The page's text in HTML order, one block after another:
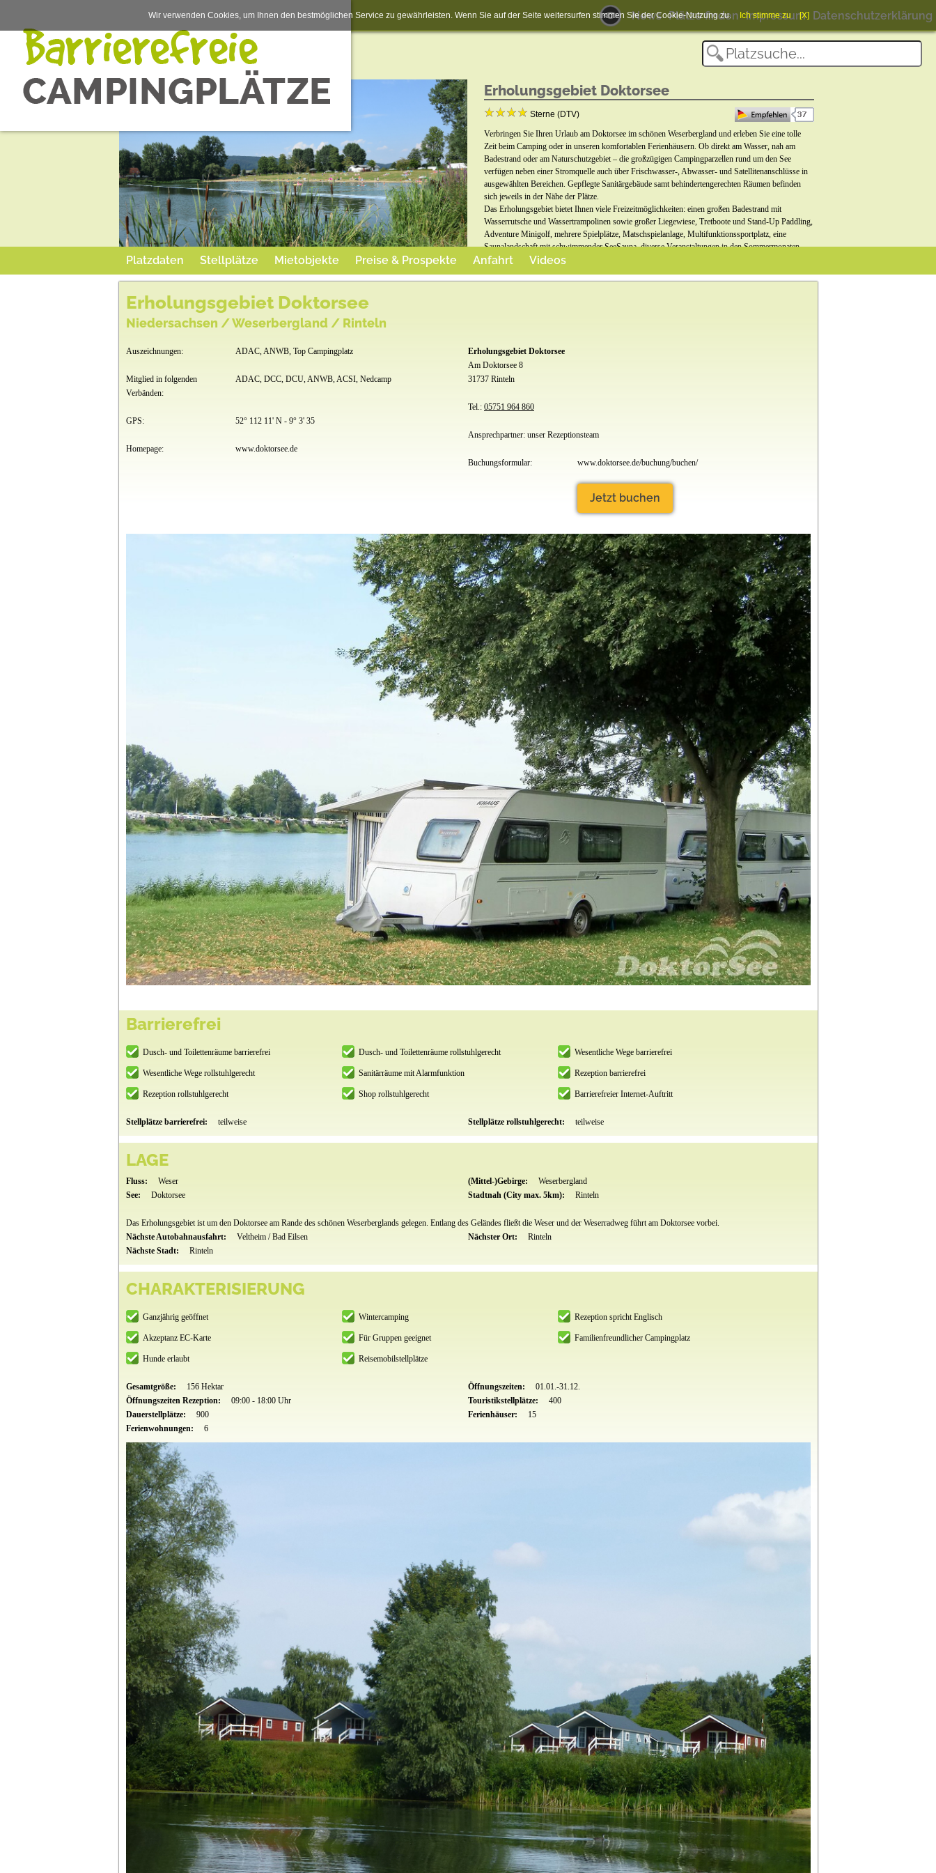
News Plätze finden Impressum Datenschutzerklärung
Erholungsgebiet Doktorsee
Sterne (DTV)
Verbringen Sie Ihren Urlaub am Doktorsee im schönen Weserbergland und erleben Sie eine tolle
Zeit beim Camping oder in unseren komfortablen Ferienhäusern. Ob direkt am Wasser, nah am
Badestrand oder am Naturschutzgebiet – die großzügigen Campingparzellen rund um den See
verfügen neben einer Stromquelle auch über Frischwasser-, Abwasser- und Satellitenanschlüsse in
ausgewählten Bereichen. Gepflegte Sanitärgebäude samt behindertengerechten Räumen befinden
sich jeweils in der Nähe der Plätze.
Das Erholungsgebiet bietet Ihnen viele Freizeitmöglichkeiten: einen großen Badestrand mit
Wasserrutsche und Wassertrampolinen sowie großer Liegewiese, Tretboote und Stand-Up Paddling,
Adventure Minigolf, mehrere Spielplätze, Matschspielanlage, Multifunktionssportplatz, eine
Saunalandschaft mit schwimmender SeeSauna, diverse Veranstaltungen in den Sommermonaten –
wie „Doktorsee in Flammen“ mit spektakulärem Feuerwerk und das Oldtimertreffen am See Anfang
am Doktorsee herzlich willkommen und können sich auf der Hundespielwiese austoben sowie in
Platzdaten Stellplätze Mietobjekte Preise & Prospekte Anfahrt Videos
Erholungsgebiet Doktorsee
Niedersachsen / Weserbergland / Rinteln
Auszeichnungen: ADAC, ANWB, Top Campingplatz
Mitglied in folgenden
Verbänden:
ADAC, DCC, DCU, ANWB, ACSI, Nedcamp
GPS: 52° 112 11' N - 9° 3' 35
Homepage: www.doktorsee.de
Erholungsgebiet Doktorsee
Am Doktorsee 8
31737 Rinteln
Tel.: 05751 964 860
Ansprechpartner: unser Rezeptionsteam
Buchungsformular: www.doktorsee.de/buchung/buchen/
Jetzt buchen
Barrierefrei
Dusch- und Toilettenräume barrierefrei Dusch- und Toilettenräume rollstuhlgerecht Wesentliche Wege barrierefrei
Wesentliche Wege rollstuhlgerecht Sanitärräume mit Alarmfunktion Rezeption barrierefrei
Rezeption rollstuhlgerecht Shop rollstuhlgerecht Barrierefreier Internet-Auftritt
Stellplätze barrierefrei: teilweise Stellplätze rollstuhlgerecht: teilweise
LAGE
Fluss: Weser (Mittel-)Gebirge:
Weserbergland
See:
Doktorsee Stadtnah (City max. 5km): Rinteln
Das Erholungsgebiet ist um den Doktorsee am Rande des schönen Weserberglands gelegen. Entlang des Geländes fließt die Weser und der Weserradweg führt am Doktorsee vorbei.
Nächste Autobahnausfahrt:
Veltheim / Bad Eilsen Nächster Ort:
Rinteln
Nächste Stadt:
Rinteln
CHARAKTERISIERUNG
Ganzjährig geöffnet Wintercamping Rezeption spricht Englisch
Akzeptanz EC-Karte Für Gruppen geeignet Familienfreundlicher Campingplatz
Hunde erlaubt Reisemobilstellplätze
Gesamtgröße: 156 Hektar Öffnungszeiten:
01.01.-31.12.
Öffnungszeiten Rezeption:
09:00 - 18:00 Uhr Touristikstellplätze:
400
Dauerstellplätze:
900 Ferienhäuser:
15
Ferienwohnungen:
6
Wir verwenden Cookies, um Ihnen den bestmöglichen Service zu gewährleisten. Wenn Sie auf der Seite weitersurfen stimmen Sie der Cookie-Nutzung zu. Ich stimme zu [X]